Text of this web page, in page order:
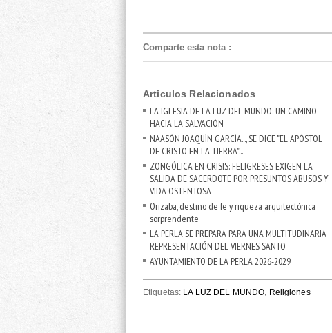
Comparte esta nota:
Articulos Relacionados
LA IGLESIA DE LA LUZ DEL MUNDO: UN CAMINO
HACIA LA SALVACIÓN
NAASÓN JOAQUÍN GARCÍA..., SE DICE "EL APÓSTOL
DE CRISTO EN LA TIERRA"...
ZONGÓLICA EN CRISIS: FELIGRESES EXIGEN LA
SALIDA DE SACERDOTE POR PRESUNTOS ABUSOS Y
VIDA OSTENTOSA
Orizaba, destino de fe y riqueza arquitectónica
sorprendente
LA PERLA SE PREPARA PARA UNA MULTITUDINARIA
REPRESENTACIÓN DEL VIERNES SANTO
AYUNTAMIENTO DE LA PERLA 2026-2029
Etiquetas: LA LUZ DEL MUNDO Religiones